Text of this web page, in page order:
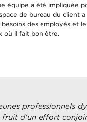
équipe a été impliquée
de bureau du client a
des employés et
où il fait bon être.
professionnels
d'un effort